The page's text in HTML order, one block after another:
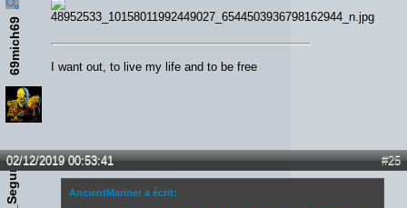
69mich69 I want out, to live my life and to be free
#25
02/12/2019 00:53:41
AncientMariner a écrit: